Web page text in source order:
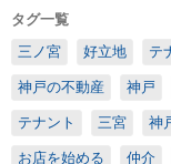
タグ一覧
三ノ宮
好立地 テ
神戸の不動産 神戸
テナント 三宮 神
お店を始める 仲介